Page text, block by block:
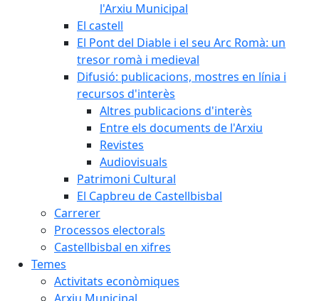
l'Arxiu Municipal
El castell
El Pont del Diable i el seu Arc Romà: un
tresor romà i medieval
Difusió: publicacions, mostres en línia i
recursos d'interès
Altres publicacions d'interès
Entre els documents de l'Arxiu
Revistes
Audiovisuals
Patrimoni Cultural
El Capbreu de Castellbisbal
Carrerer
Processos electorals
Castellbisbal en xifres
Temes
Activitats econòmiques